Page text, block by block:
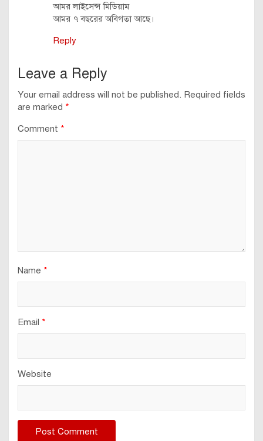
আমর লাইসেন্স মিডিয়াম
আমর ৭ বছরের অবিগতা আছে।
Reply
Leave a Reply
Your email address will not be published. Required fields
are marked *
Comment *
Name *
Email *
Website